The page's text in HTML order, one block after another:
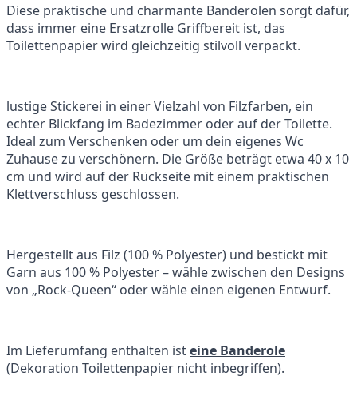
Diese praktische und charmante Banderolen sorgt dafür,
dass immer eine Ersatzrolle Griffbereit ist, das
Toilettenpapier wird gleichzeitig stilvoll verpackt.
lustige Stickerei in einer Vielzahl von Filzfarben, ein
echter Blickfang im Badezimmer oder auf der Toilette.
Ideal zum Verschenken oder um dein eigenes Wc
Zuhause zu verschönern. Die Größe beträgt etwa 40 x 10
cm und wird auf der Rückseite mit einem praktischen
Klettverschluss geschlossen.
Hergestellt aus Filz (100 % Polyester) und bestickt mit
Garn aus 100 % Polyester – wähle zwischen den Designs
von „Rock-Queen“ oder wähle einen eigenen Entwurf.
Im Lieferumfang enthalten isteine Banderole
(Dekoration Toilettenpapier nicht inbegriffen).